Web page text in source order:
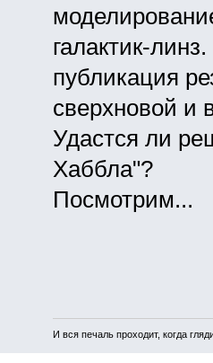
галактик-
публикация
сверхновой и
Удастся ли
Хаббла"?
Посмотрим...
И вся печаль проходит, когда